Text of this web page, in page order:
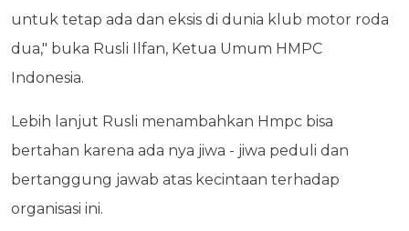
untuk tetap ada dan eksis di dunia klub motor roda
dua," buka Rusli Ilfan, Ketua Umum HMPC
Indonesia.
Lebih lanjut Rusli menambahkan Hmpc bisa
bertahan karena ada nya jiwa - jiwa peduli dan
bertanggung jawab atas kecintaan terhadap
organisasi ini.